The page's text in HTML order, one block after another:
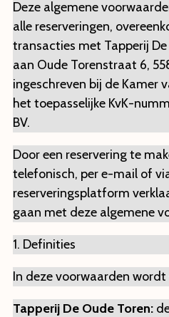
Deze algemene
alle reserveringen,
transacties met Tapperij
aan Oude Torenstraat 6,
ingeschreven bij de Kamer
het toepasselijke KvK-
BV.
Door een reservering te
telefonisch, per e-mail of
reserveringsplatform
gaan met deze algemene
1. Definities
In deze voorwaarden
Tapperij De Oude Toren: